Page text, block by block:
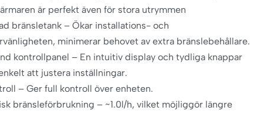
är perfekt även för stora utrymmen
bränsletank – Ökar installations- och
minimerar behovet av extra bränslebehållare.
kontrollpanel – En intuitiv display och tydliga knappar
att justera inställningar.
– Ger full kontroll över enheten.
bränsleförbrukning – ~1.0l/h, vilket möjliggör längre